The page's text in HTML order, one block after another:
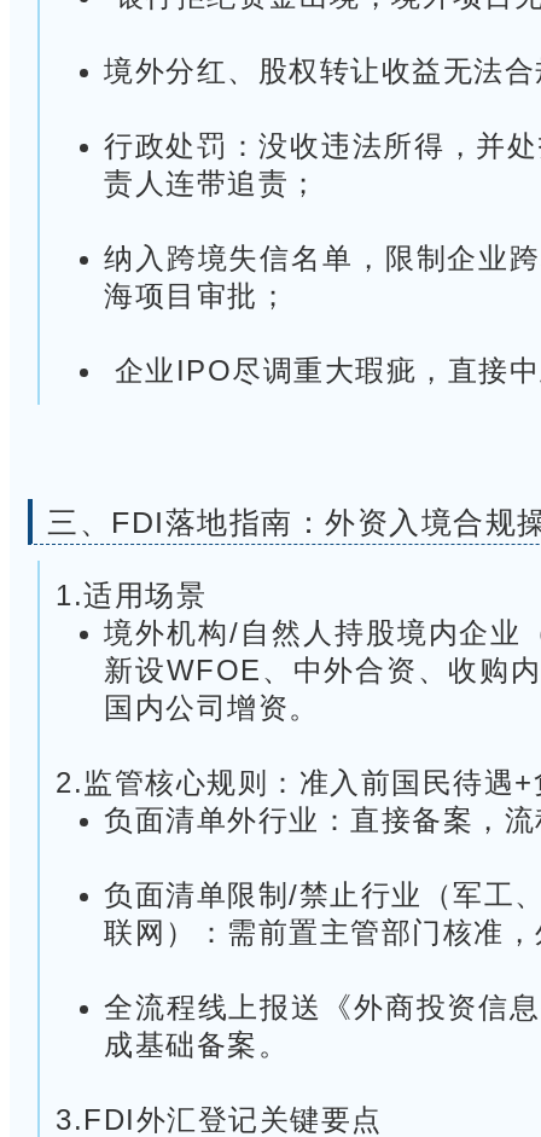
境外分红、股权转让收益无法
行政处罚：没收违法所得，并
责人连带追责；
纳入跨境失信名单，限制企业
海项目审批；
企业IPO尽调重大瑕疵，直接
三、 FDI落地指南：外资入境合规
1.适用场景
境外机构/自然人持股境内企业
新设WFOE、中外合资、收购
国内公司增资。
2.监管核心规则：准入前国民待遇
负面清单外行业：直接备案，
负面清单限制/禁止行业（军工
联网）：需前置主管部门核准
全流程线上报送《外商投资信
成基础备案。
3.FDI外汇登记关键要点